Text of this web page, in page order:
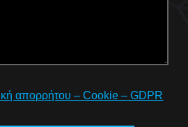
απορρήτου – Cookie – GDPR